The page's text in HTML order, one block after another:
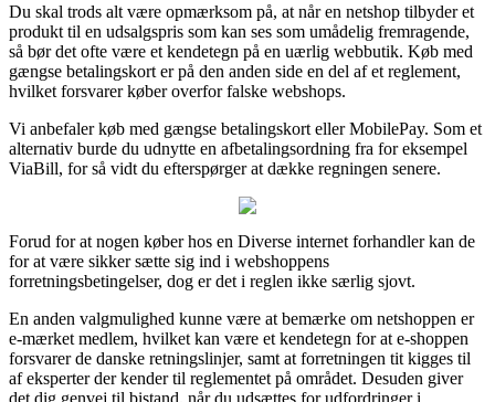
Du skal trods alt være opmærksom på, at når en netshop tilbyder et
produkt til en udsalgspris som kan ses som umådelig fremragende,
så bør det ofte være et kendetegn på en uærlig webbutik. Køb med
gængse betalingskort er på den anden side en del af et reglement,
hvilket forsvarer køber overfor falske webshops.
Vi anbefaler køb med gængse betalingskort eller MobilePay. Som et
alternativ burde du udnytte en afbetalingsordning fra for eksempel
ViaBill, for så vidt du efterspørger at dække regningen senere.
Forud for at nogen køber hos en Diverse internet forhandler kan de
for at være sikker sætte sig ind i webshoppens
forretningsbetingelser, dog er det i reglen ikke særlig sjovt.
En anden valgmulighed kunne være at bemærke om netshoppen er
e-mærket medlem, hvilket kan være et kendetegn for at e-shoppen
forsvarer de danske retningslinjer, samt at forretningen tit kigges til
af eksperter der kender til reglementet på området. Desuden giver
det dig genvej til bistand, når du udsættes for udfordringer i